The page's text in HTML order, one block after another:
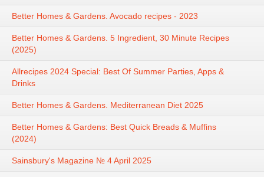
Better Homes & Gardens. Avocado recipes - 2023
Better Homes & Gardens. 5 Ingredient, 30 Minute Recipes
(2025)
Allrecipes 2024 Special: Best Of Summer Parties, Apps &
Drinks
Better Homes & Gardens. Mediterranean Diet 2025
Better Homes & Gardens: Best Quick Breads & Muffins
(2024)
Sainsbury's Magazine № 4 April 2025